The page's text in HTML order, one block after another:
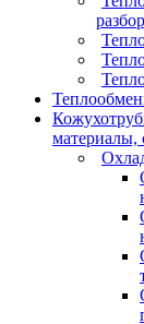
материалы,